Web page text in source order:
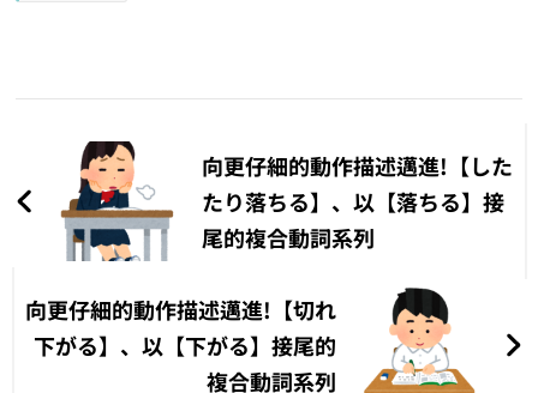
導
向更仔細的動作描述邁進!【した
たり落ちる】、以【落ちる】接
尾的複合動詞系列
向更仔細的動作描述邁進!【切れ
下がる】、以【下がる】接尾的
複合動詞系列